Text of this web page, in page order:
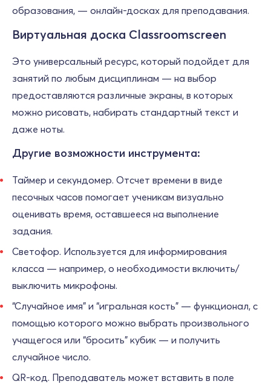
образования, — онлайн-досках для преподавания.
Виртуальная доска Classroomscreen
Это универсальный ресурс, который подойдет для
занятий по любым дисциплинам — на выбор
предоставляются различные экраны, в которых
можно рисовать, набирать стандартный текст и
даже ноты.
Другие возможности инструмента:
Таймер и секундомер. Отсчет времени в виде
песочных часов помогает ученикам визуально
оценивать время, оставшееся на выполнение
задания.
Светофор. Используется для информирования
класса — например, о необходимости включить/
выключить микрофоны.
“Случайное имя” и “игральная кость” — функционал, с
помощью которого можно выбрать произвольного
учащегося или “бросить” кубик — и получить
случайное число.
QR-код. Преподаватель может вставить в поле